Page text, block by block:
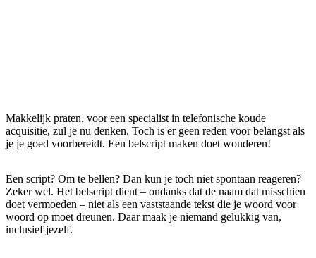
Makkelijk praten, voor een specialist in telefonische koude
acquisitie, zul je nu denken. Toch is er geen reden voor belangst als
je je goed voorbereidt. Een belscript maken doet wonderen!
Een script? Om te bellen? Dan kun je toch niet spontaan reageren?
Zeker wel. Het belscript dient – ondanks dat de naam dat misschien
doet vermoeden – niet als een vaststaande tekst die je woord voor
woord op moet dreunen. Daar maak je niemand gelukkig van,
inclusief jezelf.